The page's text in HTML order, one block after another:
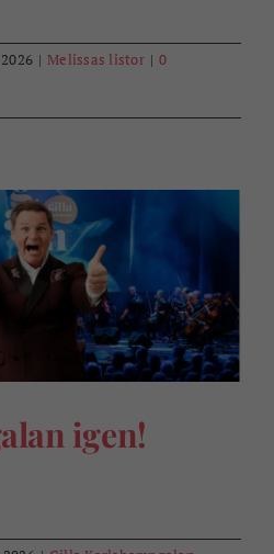
| Melissas listor | 0
igen!